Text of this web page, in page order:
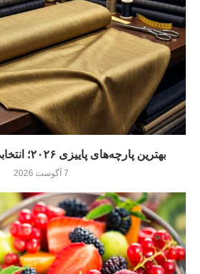
بهترین پارچه‌های پاییزی ۲۰۲۶؛ انتخابی شیک و کاربردی
7 آگوست 2026